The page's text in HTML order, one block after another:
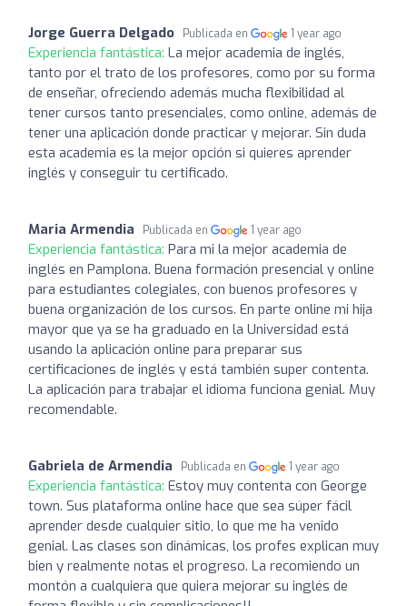
Jorge Guerra Delgado Publicada en 1 year ago
Experiencia fantástica: La mejor academia de inglés,
tanto por el trato de los profesores, como por su forma
de enseñar, ofreciendo además mucha flexibilidad al
tener cursos tanto presenciales, como online, además de
tener una aplicación donde practicar y mejorar. Sin duda
esta academia es la mejor opción si quieres aprender
inglés y conseguir tu certificado.
Maria Armendia Publicada en 1 year ago
Experiencia fantástica: Para mi la mejor academia de
inglés en Pamplona. Buena formación presencial y online
para estudiantes colegiales, con buenos profesores y
buena organización de los cursos. En parte online mi hija
mayor que ya se ha graduado en la Universidad está
usando la aplicación online para preparar sus
certificaciones de inglés y está también super contenta.
La aplicación para trabajar el idioma funciona genial. Muy
recomendable.
Gabriela de Armendia Publicada en 1 year ago
Experiencia fantástica: Estoy muy contenta con George
town. Sus plataforma online hace que sea súper fácil
aprender desde cualquier sitio, lo que me ha venido
genial. Las clases son dinámicas, los profes explican muy
bien y realmente notas el progreso. La recomiendo un
montón a cualquiera que quiera mejorar su inglés de